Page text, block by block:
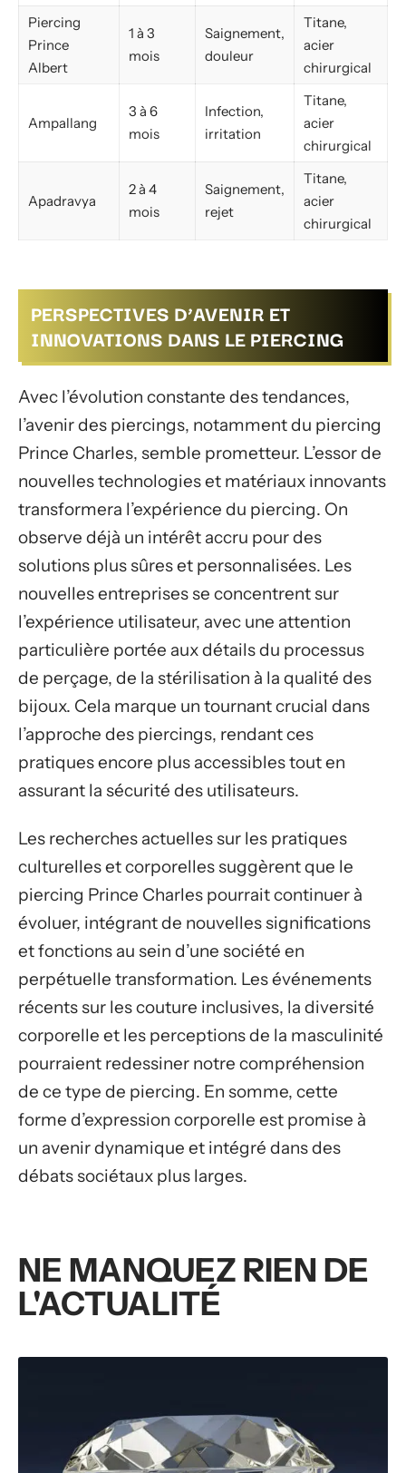
Piercing
Prince
Albert
1 à 3
mois
Saignement,
douleur
Titane,
acier
chirurgical
Ampallang
3 à 6
mois
Infection,
irritation
Titane,
acier
chirurgical
Apadravya
2 à 4
mois
Saignement,
rejet
Titane,
acier
chirurgical
PERSPECTIVES D’AVENIR ET
INNOVATIONS DANS LE PIERCING
Avec l’évolution constante des tendances,
l’avenir des piercings, notamment du piercing
Prince Charles, semble prometteur. L’essor de
nouvelles technologies et matériaux innovants
transformera l’expérience du piercing. On
observe déjà un intérêt accru pour des
solutions plus sûres et personnalisées. Les
nouvelles entreprises se concentrent sur
l’expérience utilisateur, avec une attention
particulière portée aux détails du processus
de perçage, de la stérilisation à la qualité des
bijoux. Cela marque un tournant crucial dans
l’approche des piercings, rendant ces
pratiques encore plus accessibles tout en
assurant la sécurité des utilisateurs.
Les recherches actuelles sur les pratiques
culturelles et corporelles suggèrent que le
piercing Prince Charles pourrait continuer à
évoluer, intégrant de nouvelles significations
et fonctions au sein d’une société en
perpétuelle transformation. Les événements
récents sur les couture inclusives, la diversité
corporelle et les perceptions de la masculinité
pourraient redessiner notre compréhension
de ce type de piercing. En somme, cette
forme d’expression corporelle est promise à
un avenir dynamique et intégré dans des
débats sociétaux plus larges.
NE MANQUEZ RIEN DE
L'ACTUALITÉ